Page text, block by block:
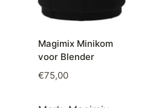
Magimix Minikom
voor Blender
€75,00